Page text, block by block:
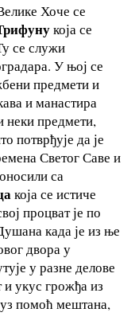
Хоче се
која се
се служи
У њој се
предмети и
и манастира
неки предмети,
потврђује да је
Светог Саве и
са
која се истиче
процват је по
када је из ње
двора у
у разне делове
и укус грожђа из
помоћ мештана,